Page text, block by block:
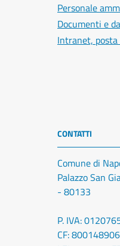
Personale
Documenti e
Intranet,
CONTATTI
Comune di
Palazzo San
- 80133
P. IVA:
CF: